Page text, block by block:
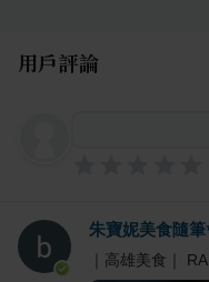
用戶評論
朱寶妮美食隨筆
｜高雄美食｜